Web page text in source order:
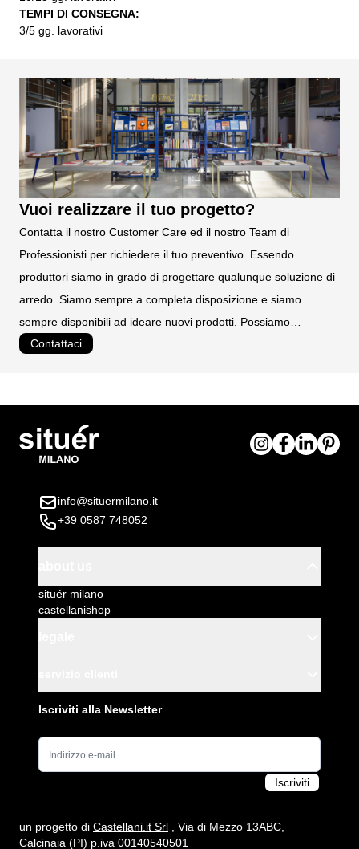
fianchi laterali con nervature di irrigidimento per
estetica e strutturali
zincatura elettrolitica denominata sendzimir con
ulteriore verniciatura a polveri epossidiche
termoindurenti
piani spostabili con asole ogni 50 mm
su piedini regolabili
da assemblare
TEMPI DI CONSEGNA:
3/5 gg. lavorativi
Vuoi realizzare il tuo progetto?
Contatta il nostro Customer Care ed il nostro Team di
Professionisti per richiedere il tuo preventivo. Essendo
produttori siamo in grado di progettare qualunque soluzione di
arredo. Siamo sempre a completa disposizione e siamo
sempre disponibili ad ideare nuovi prodotti. Possiamo
Contattaci
info@situermilano.it
+39 0587 748052
situér milano
castellanishop
Iscriviti alla Newsletter
Indirizzo e-mail
Iscriviti
un progetto di Castellani.it Srl , Via di Mezzo 13ABC,
Calcinaia (PI) p.iva 00140540501